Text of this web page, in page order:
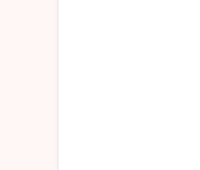
多職種で語る
病室での小さ
★体験を通して
「出来るよう
患者・ご家族に
まずは、実際